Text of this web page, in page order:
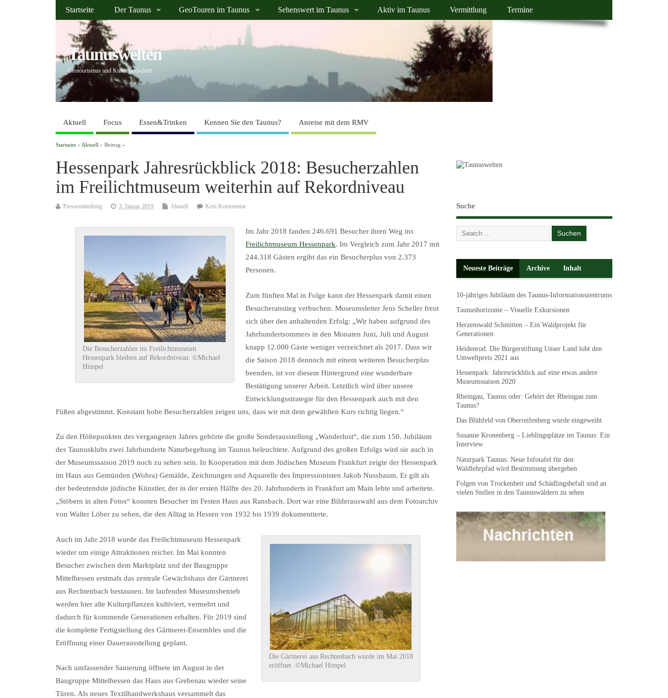
Startseite Der Taunus GeoTouren im Taunus Sehenswert im Taunus Aktiv im Taunus Vermittlung Termine
Taunuswelten
Geotourismus und Kulturlandschaft
Aktuell Focus Essen&Trinken Kennen Sie den Taunus? Anreise mit dem RMV
Startseite » Aktuell » Beitrag »
Hessenpark Jahresrückblick 2018: Besucherzahlen
im Freilichtmuseum weiterhin auf Rekordniveau
Pressemitteilung 3. Januar 2019 Aktuell Kein Kommentar
Die Besucherzahlen im Freilichtmuseum
Hessenpark bleiben auf Rekordniveau. ©Michael
Himpel
Im Jahr 2018 fanden 246.691 Besucher ihren Weg ins
Freilichtmuseum Hessenpark. Im Vergleich zum Jahr 2017 mit
244.318 Gästen ergibt das ein Besucherplus von 2.373
Personen.
Zum fünften Mal in Folge kann der Hessenpark damit einen
Besucheranstieg verbuchen. Museumsleiter Jens Scheller freut
sich über den anhaltenden Erfolg: „Wir haben aufgrund des
Jahrhundertsommers in den Monaten Juni, Juli und August
knapp 12.000 Gäste weniger verzeichnet als 2017. Dass wir
die Saison 2018 dennoch mit einem weiteren Besucherplus
beenden, ist vor diesem Hintergrund eine wunderbare
Bestätigung unserer Arbeit. Letztlich wird über unsere
Entwicklungsstrategie für den Hessenpark auch mit den
Füßen abgestimmt. Konstant hohe Besucherzahlen zeigen uns, dass wir mit dem gewählten Kurs richtig liegen.“
Zu den Höhepunkten des vergangenen Jahres gehörte die große Sonderausstellung „Wanderlust“, die zum 150. Jubiläum
des Taunusklubs zwei Jahrhunderte Naturbegehung im Taunus beleuchtete. Aufgrund des großen Erfolgs wird sie auch in
der Museumssaison 2019 noch zu sehen sein. In Kooperation mit dem Jüdischen Museum Frankfurt zeigte der Hessenpark
im Haus aus Gemünden (Wohra) Gemälde, Zeichnungen und Aquarelle des Impressionisten Jakob Nussbaum. Er gilt als
der bedeutendste jüdische Künstler, der in der ersten Hälfte des 20. Jahrhunderts in Frankfurt am Main lebte und arbeitete.
„Stöbern in alten Fotos“ konnten Besucher im Festen Haus aus Ransbach. Dort war eine Bilderauswahl aus dem Fotoarchiv
von Walter Löber zu sehen, die den Alltag in Hessen von 1932 bis 1939 dokumentierte.
Die Gärtnerei aus Rechtenbach wurde im Mai 2018
eröffnet. ©Michael Himpel
Auch im Jahr 2018 wurde das Freilichtmuseum Hessenpark
wieder um einige Attraktionen reicher. Im Mai konnten
Besucher zwischen dem Marktplatz und der Baugruppe
Mittelhessen erstmals das zentrale Gewächshaus der Gärtnerei
aus Rechtenbach bestaunen. Im laufenden Museumsbetrieb
werden hier alte Kulturpflanzen kultiviert, vermehrt und
dadurch für kommende Generationen erhalten. Für 2019 sind
die komplette Fertigstellung des Gärtnerei-Ensembles und die
Eröffnung einer Dauerausstellung geplant.
Nach umfassender Sanierung öffnete im August in der
Baugruppe Mittelhessen das Haus aus Grebenau wieder seine
Türen. Als neues Textilhandwerkshaus versammelt das
Suche
Neueste Beiträge Archive Inhalt
10-jähriges Jubiläum des Taunus-Informationszentrums
Taunushorizonte – Visuelle Exkursionen
Herzenswald Schmitten – Ein Waldprojekt für
Generationen
Heidenrod: Die Bürgerstiftung Unser Land lobt den
Umweltpreis 2021 aus
Hessenpark: Jahresrückblick auf eine etwas andere
Museumssaison 2020
Rheingau, Taunus oder: Gehört der Rheingau zum
Taunus?
Das Blühfeld von Oberreifenberg wurde eingeweiht
Susanne Kronenberg – Lieblingsplätze im Taunus: Ein
Interview
Naturpark Taunus: Neue Infotafel für den
Waldlehrpfad wird Bestimmung übergeben
Folgen von Trockenheit und Schädlingsbefall sind an
vielen Stellen in den Taunuswäldern zu sehen